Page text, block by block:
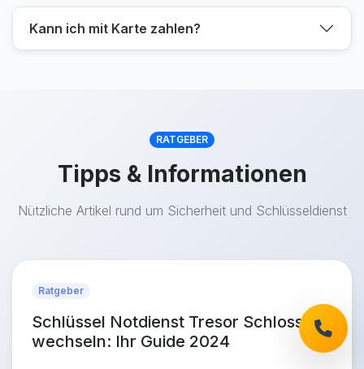
Kann ich mit Karte zahlen?
RATGEBER
Tipps & Informationen
Nützliche Artikel rund um Sicherheit und Schlüsseldienst
Ratgeber
Schlüssel Notdienst Tresor Schloss
wechseln: Ihr Guide 2024